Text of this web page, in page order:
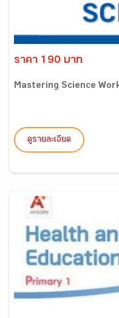
ราคา 190 บาท
Mastering Science
ดูรายละเอียด